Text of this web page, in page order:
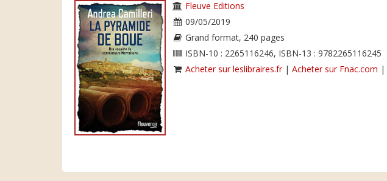
Fleuve Editions
09/05/2019
Grand format, 240 pages
ISBN-10 : 2265116246, ISBN-13 : 9782265116245
Acheter sur leslibraires.fr| Acheter sur Fnac.com |